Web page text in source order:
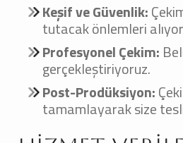
Keşif ve Güvenlik:
tutacak önlemleri
Profesyonel Çekim:
gerçekleştiriyoruz.
Post-Prodüksiyon:
tamamlayarak size